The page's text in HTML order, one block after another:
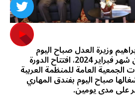
وزيرة العدل صباح اليوم
الخميس الموافق 29 من شهر فبراير 2024، افتتاح الدورة
العامة للمنظمة العربية
صباح اليوم بفندق المهاري
على مدى يومين.